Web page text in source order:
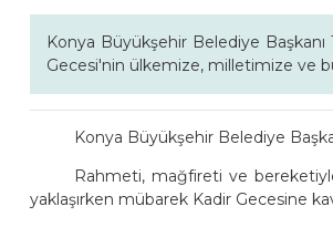
Konya Büyükşehir Belediye Başkanı
Gecesi'nin ülkemize, milletimize ve
Konya Büyükşehir Belediye
Rahmeti, mağfireti ve
yaklaşırken mübarek Kadir Gecesine